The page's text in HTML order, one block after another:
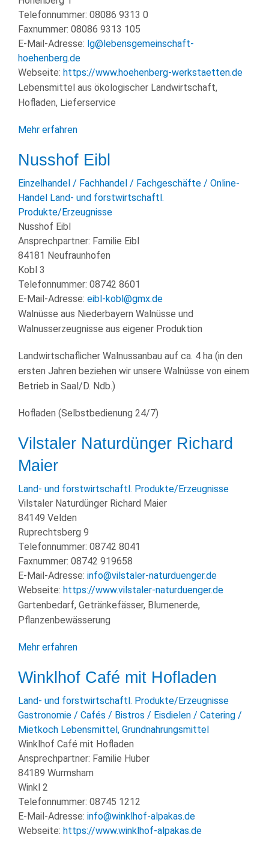
Telefonnummer: 08086 9313 0
Faxnummer: 08086 9313 105
E-Mail-Adresse: lg@lebensgemeinschaft-
hoehenberg.de
Webseite: https://www.hoehenberg-werkstaetten.de
Lebensmittel aus ökologischer Landwirtschaft,
Hofladen, Lieferservice
Mehr erfahren
Nusshof Eibl
Einzelhandel / Fachhandel / Fachgeschäfte / Online-
Handel Land- und forstwirtschaftl.
Produkte/Erzeugnisse
Nusshof Eibl
Ansprechpartner: Familie Eibl
84181 Neufraunhofen
Kobl 3
Telefonnummer: 08742 8601
E-Mail-Adresse: eibl-kobl@gmx.de
Walnüsse aus Niederbayern Walnüsse und
Walnusserzeugnisse aus eigener Produktion
Landwirtschaflicher Walnussanbau auf ca. 4 ha (in den
ersten Jahren beziehen wir unsere Walnüsse von einem
Betrieb in Saal/D. Ndb.)
Hofladen (Selbstbedienung 24/7)
Vilstaler Naturdünger Richard
Maier
Land- und forstwirtschaftl. Produkte/Erzeugnisse
Vilstaler Naturdünger Richard Maier
84149 Velden
Ruprechtsberg 9
Telefonnummer: 08742 8041
Faxnummer: 08742 919658
E-Mail-Adresse: info@vilstaler-naturduenger.de
Webseite: https://www.vilstaler-naturduenger.de
Gartenbedarf, Getränkefässer, Blumenerde,
Pflanzenbewässerung
Mehr erfahren
Winklhof Café mit Hofladen
Land- und forstwirtschaftl. Produkte/Erzeugnisse
Gastronomie / Cafés / Bistros / Eisdielen / Catering /
Mietkoch Lebensmittel, Grundnahrungsmittel
Winklhof Café mit Hofladen
Ansprechpartner: Familie Huber
84189 Wurmsham
Winkl 2
Telefonnummer: 08745 1212
E-Mail-Adresse: info@winklhof-alpakas.de
Webseite: https://www.winklhof-alpakas.de